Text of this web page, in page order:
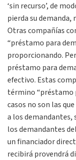
‘sin recurso’, de
pierda su
Otras compañías
“préstamo para
proporcionando.
préstamo para
efectivo. Estas
término “préstamo
casos no son las
a los demandantes,
los demandantes
un financiador
recibirá provendrá